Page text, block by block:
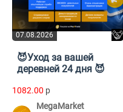
07.08.2026
😈Уход за вашей
деревней 24 дня 😈
1082.00 p
MegaMarket